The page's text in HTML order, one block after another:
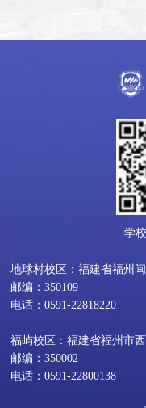
学
地球村校区：福建省福州
邮编：350109
电话：0591-22818220
福屿校区：福建省福州市
邮编：350002
电话：0591-22800138